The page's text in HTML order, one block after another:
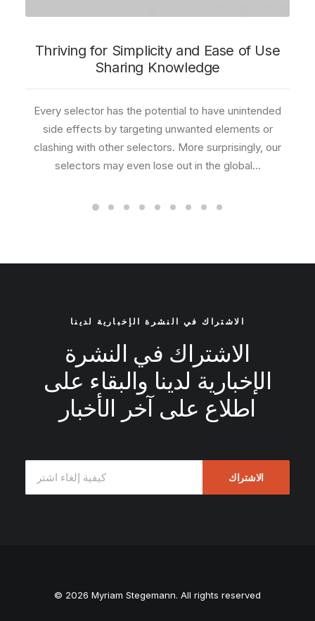
Thriving for Simplicity and Ease of Use
Sharing Knowledge
Every selector has the potential to have unintended
side effects by targeting unwanted elements or
clashing with other selectors. More surprisingly, our
selectors may even lose out in the global…
الاشتراك في النشرة الإخبارية لدينا
الاشتراك في النشرة
الإخبارية لدينا والبقاء على
اطلاع على آخر الأخبار
© 2026 Myriam Stegemann. All rights reserved